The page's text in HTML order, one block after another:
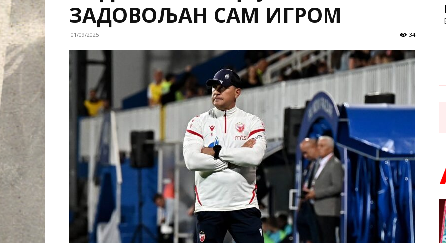
ЗАДОВОЉАН САМ ИГРОМ
01/09/2025 34